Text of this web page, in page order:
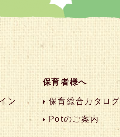
ン
保育者様へ
保育総合カタログ
Potのご案内